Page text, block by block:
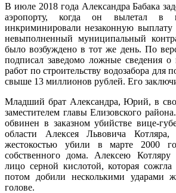
В июле 2018 года Александра Бабака
аэропорту, когда он вылетал в
инкриминировали незаконную выплату
невыполненный муниципальный
было возбуждено в тот же день. По
подписал заведомо ложные сведения
работ по строительству водозабора для
свыше 13 миллионов рублей. Его
Младший брат Александра, Юрий, в
заместителем главы Елизовского
обвинен в заказном убийстве вице-
области Алексея Львовича
жестокостью убили в марте 2000
собственного дома. Алексею Котляру
лицо серной кислотой, которая
потом добили несколькими ударами
голове.